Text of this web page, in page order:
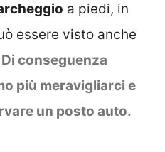
a piedi, in
essere visto anche
Di conseguenza
più meravigliarci e
un posto auto.